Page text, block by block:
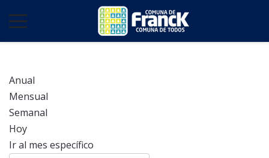
Anual
Mensual
Semanal
Hoy
Ir al mes específico